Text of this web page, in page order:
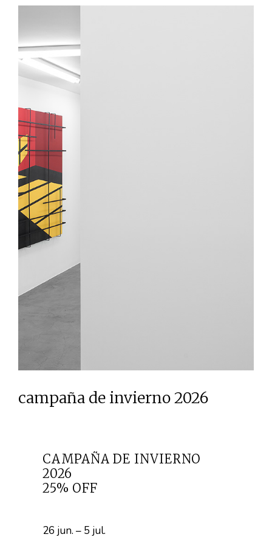
campaña de invierno 2026
CAMPAÑA DE INVIERNO
2026
25% OFF
26 jun. – 5 jul.